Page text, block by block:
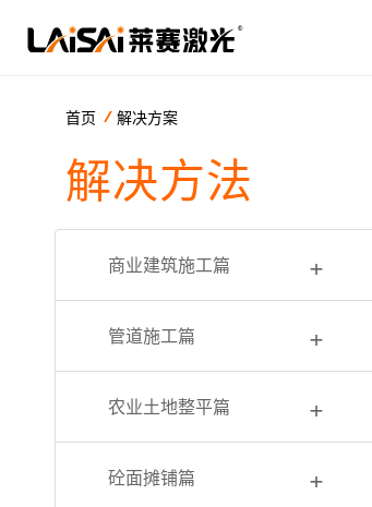
首页 解决方案
解决方法
商业建筑施工篇 +
管道施工篇 +
农业土地整平篇 +
砼面摊铺篇 +